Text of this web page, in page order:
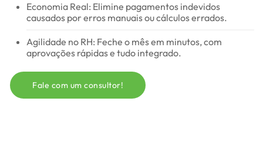
Economia Real: Elimine pagamentos indevidos
causados por erros manuais ou cálculos errados.
Agilidade no RH: Feche o mês em minutos, com
aprovações rápidas e tudo integrado.
Fale com um consultor!